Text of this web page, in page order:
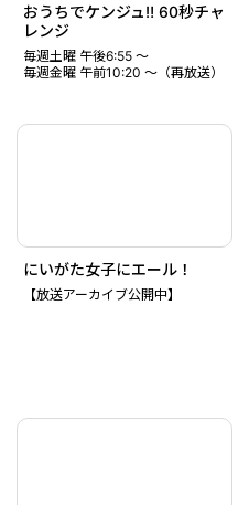
おうちでケンジュ‼ 60秒チャ
レンジ
毎週土曜 午後6:55 ～
毎週金曜 午前10:20 ～（再放送）
にいがた女子にエール！
【放送アーカイブ公開中】